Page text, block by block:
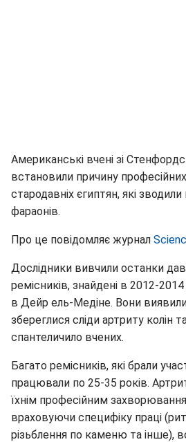
Американські вчені зі
встановили причину
стародавніх єгиптян, які зводили
фараонів.
Про це повідомляє журнал
Дослідники вивчили останки
ремісників, знайдені в 2012-
в Дейр ель-Медіне. Вони
збереглися сліди артриту колін
спантеличило вчених.
Багато ремісників, які брали
працювали по 25-35 років.
їхнім професійним
враховуючи специфіку праці
різьблення по каменю та інше),